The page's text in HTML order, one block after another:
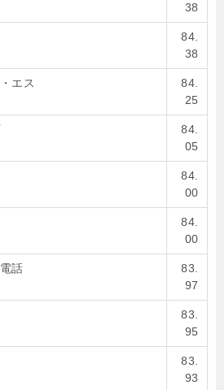
38
84.
38
エス
84.
25
84.
05
84.
00
84.
00
話
83.
97
83.
95
83.
93